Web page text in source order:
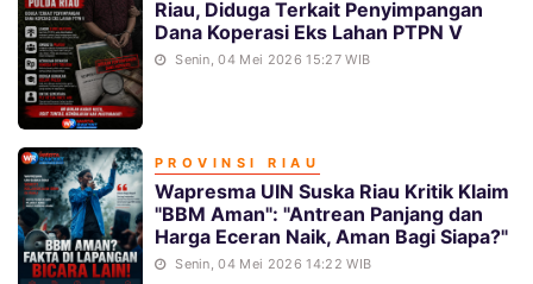
Riau, Diduga Terkait Penyimpangan
Dana Koperasi Eks Lahan PTPN V
Senin, 04 Mei 2026 15:27 WIB
PROVINSI RIAU
Wapresma UIN Suska Riau Kritik Klaim
"BBM Aman": "Antrean Panjang dan
Harga Eceran Naik, Aman Bagi Siapa?"
Senin, 04 Mei 2026 14:22 WIB